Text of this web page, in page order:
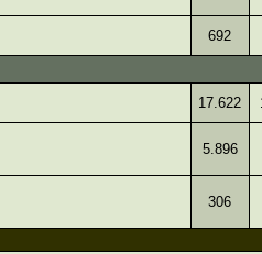
692
17.622
5.896
306